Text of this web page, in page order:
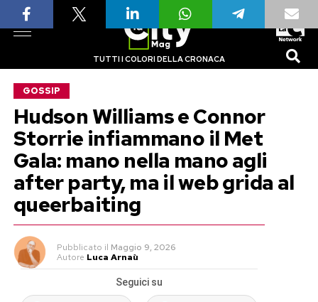
TUTTI I COLORI DELLA CRONACA
GOSSIP
Hudson Williams e Connor
Storrie infiammano il Met
Gala: mano nella mano agli
after party, ma il web grida al
queerbaiting
Pubblicato il Maggio 9, 2026
Autore Luca Arnaù
Seguici su